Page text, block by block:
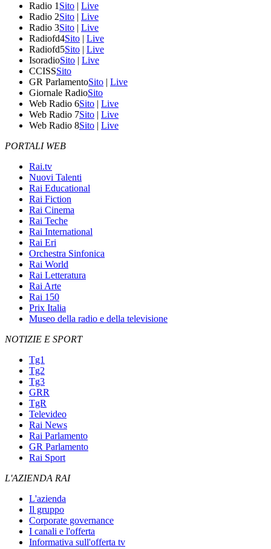
Radio 1 Sito | Live
Radio 2Sito | Live
Radio 3Sito | Live
Radiofd4Sito | Live
Radiofd5Sito | Live
IsoradioSito | Live
CCISSSito
GR ParlamentoSito | Live
Giornale RadioSito
Web Radio 6Sito | Live
Web Radio 7Sito | Live
Web Radio 8Sito | Live
PORTALI WEB
Rai.tv
Nuovi Talenti
Rai Educational
Rai Fiction
Rai Cinema
Rai Teche
Rai International
Rai Eri
Orchestra Sinfonica
Rai World
Rai Letteratura
Rai Arte
Rai 150
Prix Italia
Museo della radio e della televisione
NOTIZIE E SPORT
Tg1
Tg2
Tg3
GRR
TgR
Televideo
Rai News
Rai Parlamento
GR Parlamento
Rai Sport
L'AZIENDA RAI
L'azienda
Il gruppo
Corporate governance
I canali e l'offerta
Informativa sull'offerta tv